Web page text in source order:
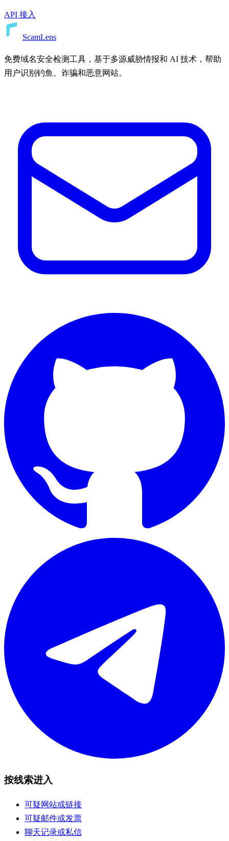
API 接入
ScamLens
免费域名安全检测工具，基于多源威胁情报和 AI 技术，帮助
用户识别钓鱼、诈骗和恶意网站。
按线索进入
可疑网站或链接
可疑邮件或发票
聊天记录或私信